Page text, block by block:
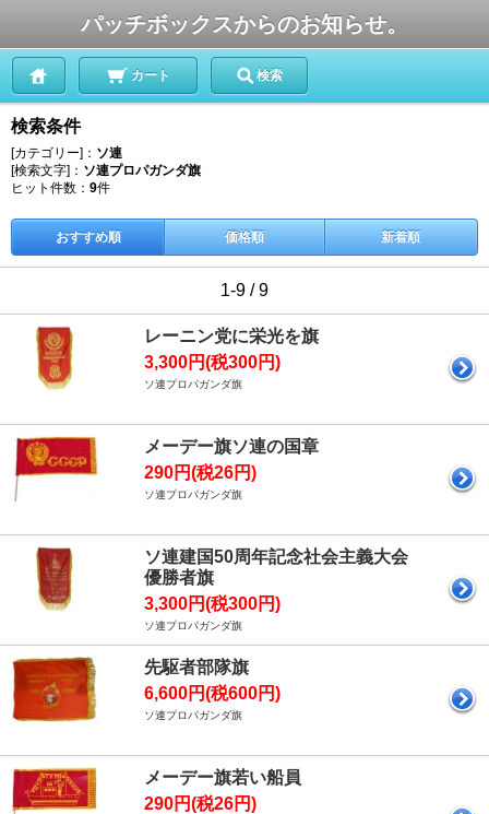
パッチボックスからのお知らせ。
カート 検索
検索条件
[カテゴリー]： ソ連
[検索文字]： ソ連プロパガンダ旗
ヒット件数： 9件
おすすめ順 価格順 新着順
1-9 / 9
レーニン党に栄光を旗
3,300円(税300円)
ソ連プロパガンダ旗
メーデー旗ソ連の国章
290円(税26円)
ソ連プロパガンダ旗
ソ連建国50周年記念社会主義大会
優勝者旗
3,300円(税300円)
ソ連プロパガンダ旗
先駆者部隊旗
6,600円(税600円)
ソ連プロパガンダ旗
メーデー旗若い船員
290円(税26円)